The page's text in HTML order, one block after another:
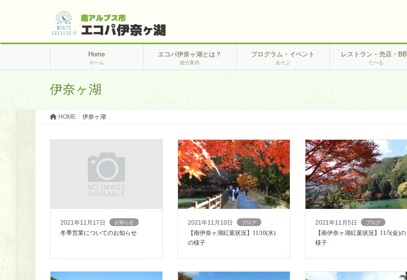
Home
ホーム
エコパ伊奈ヶ湖とは？
総合案内
プログラム・イベント
あそぶ
レストラン・売店・
たべる
伊奈ヶ湖
HOME 伊奈ヶ湖
2021年11月17日 お知らせ
冬季営業についてのお知らせ
2021年11月10日 ブログ
【南伊奈ヶ湖紅葉状況】11/10(水)
の様子
2021年11月5日 ブログ
【南伊奈ヶ湖紅葉状況】11/5(金)の
様子